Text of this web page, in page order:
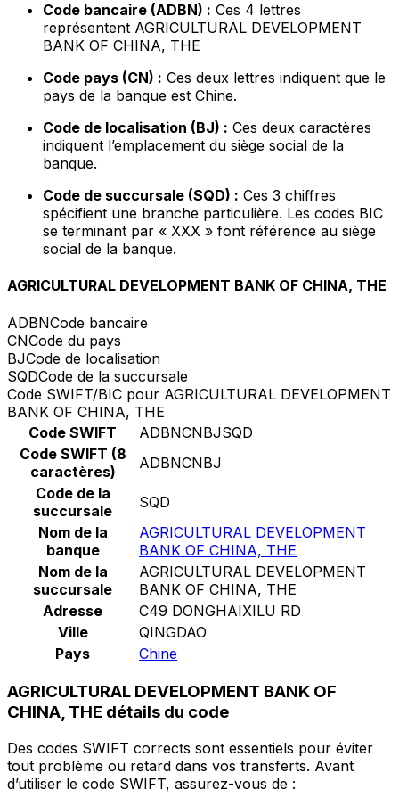
Code bancaire (ADBN) : Ces 4 lettres
représentent AGRICULTURAL DEVELOPMENT
BANK OF CHINA, THE
Code pays (CN) : Ces deux lettres indiquent que le
pays de la banque est Chine.
Code de localisation (BJ) : Ces deux caractères
indiquent l’emplacement du siège social de la
banque.
Code de succursale (SQD) : Ces 3 chiffres
spécifient une branche particulière. Les codes BIC
se terminant par « XXX » font référence au siège
social de la banque.
AGRICULTURAL DEVELOPMENT BANK OF CHINA, THE
ADBNCode bancaire
CNCode du pays
BJCode de localisation
SQDCode de la succursale
Code SWIFT/BIC pour AGRICULTURAL DEVELOPMENT
BANK OF CHINA, THE
Code SWIFT
ADBNCNBJSQD
Code SWIFT (8
caractères)
ADBNCNBJ
Code de la
succursale
SQD
Nom de la
banque
AGRICULTURAL DEVELOPMENT
BANK OF CHINA, THE
Nom de la
succursale
AGRICULTURAL DEVELOPMENT
BANK OF CHINA, THE
Adresse
C49 DONGHAIXILU RD
Ville
QINGDAO
Pays
Chine
AGRICULTURAL DEVELOPMENT BANK OF
CHINA, THE détails du code
Des codes SWIFT corrects sont essentiels pour éviter
tout problème ou retard dans vos transferts. Avant
d’utiliser le code SWIFT, assurez-vous de :